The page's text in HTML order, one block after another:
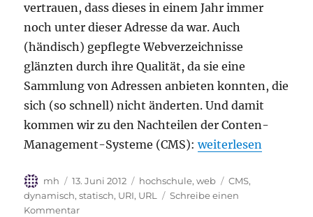
vertrauen, dass dieses in einem Jahr immer
noch unter dieser Adresse da war. Auch
(händisch) gepflegte Webverzeichnisse
glänzten durch ihre Qualität, da sie eine
Sammlung von Adressen anbieten konnten, die
sich (so schnell) nicht änderten. Und damit
kommen wir zu den Nachteilen der Conten-
Management-Systeme (CMS):„Warum Content-
weiterlesen
Autor
mh
Veröffentlicht
am
13. Juni 2012 Kategorien
hochschule,web Schlagwörter
CMS,
dynamisch,statisch, URI, URL
Schreibe einen
Kommentarzu